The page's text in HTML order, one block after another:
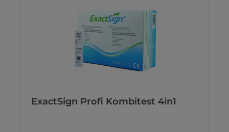
ExactSign Profi Kombitest 4in1